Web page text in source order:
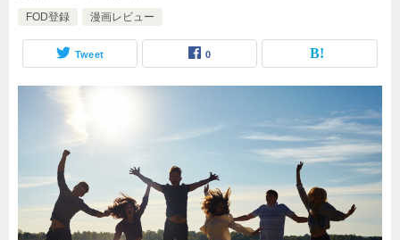
FOD登録
漫画レビュー
Tweet 0